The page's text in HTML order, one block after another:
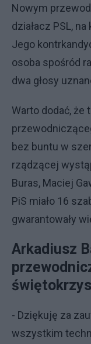
Nowym
działacz PSL,
Jego
osoba spośród
dwa głosy
Warto dodać, że
bez buntu w
rządzącej
Buras, Maciej
PiS miało 16
gwarantowały
Arkadiusz
- Dziękuję za
wszystkim